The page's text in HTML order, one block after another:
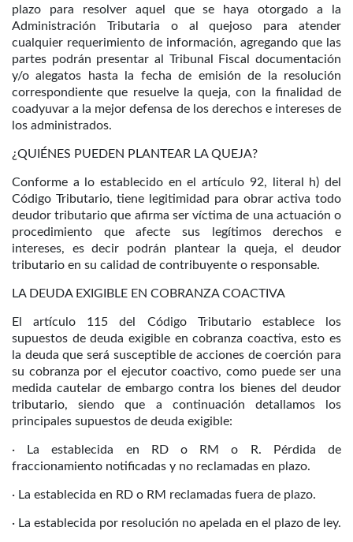
plazo para resolver aquel que se haya otorgado a la
Administración Tributaria o al quejoso para atender
cualquier requerimiento de información, agregando que las
partes podrán presentar al Tribunal Fiscal documentación
y/o alegatos hasta la fecha de emisión de la resolución
correspondiente que resuelve la queja, con la finalidad de
coadyuvar a la mejor defensa de los derechos e intereses de
los administrados.
¿QUIÉNES PUEDEN PLANTEAR LA QUEJA?
Conforme a lo establecido en el artículo 92, literal h) del
Código Tributario, tiene legitimidad para obrar activa todo
deudor tributario que afirma ser víctima de una actuación o
procedimiento que afecte sus legítimos derechos e
intereses, es decir podrán plantear la queja, el deudor
tributario en su calidad de contribuyente o responsable.
LA DEUDA EXIGIBLE EN COBRANZA COACTIVA
El artículo 115 del Código Tributario establece los
supuestos de deuda exigible en cobranza coactiva, esto es
la deuda que será susceptible de acciones de coerción para
su cobranza por el ejecutor coactivo, como puede ser una
medida cautelar de embargo contra los bienes del deudor
tributario, siendo que a continuación detallamos los
principales supuestos de deuda exigible:
· La establecida en RD o RM o R. Pérdida de
fraccionamiento notificadas y no reclamadas en plazo.
· La establecida en RD o RM reclamadas fuera de plazo.
· La establecida por resolución no apelada en el plazo de ley.